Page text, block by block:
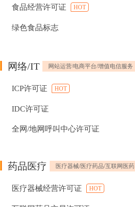
食品经营许可证 HOT
绿色食品标志
网络/IT 网站运营/电商平台/增值电信服务
ICP许可证 HOT
IDC许可证
全网/地网呼叫中心许可证
药品医疗 医疗器械/医疗药品/互联网医药
医疗器械经营许可证 HOT